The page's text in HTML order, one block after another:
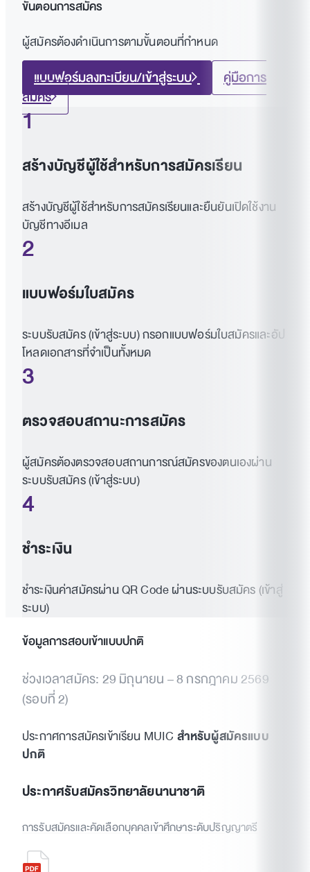
ขั้นตอนการสมัคร
ผู้สมัครต้องดำเนินการตามขั้นตอนที่กำหนด
แบบฟอร์มลงทะเบียน/เข้าสู่ระบบ
คู่มือการ
สมัคร
1
สร้างบัญชีผู้ใช้สำหรับการสมัครเรียน
สร้างบัญชีผู้ใช้สำหรับการสมัครเรียนและยืนยันเปิดใช้งาน
บัญชีทางอีเมล
2
แบบฟอร์มใบสมัคร
ระบบรับสมัคร (เข้าสู่ระบบ) กรอกแบบฟอร์มใบสมัครและอัป
โหลดเอกสารที่จำเป็นทั้งหมด
3
ตรวจสอบสถานะการสมัคร
ผู้สมัครต้องตรวจสอบสถานการณ์สมัครของตนเองผ่าน
ระบบรับสมัคร (เข้าสู่ระบบ)
4
ชำระเงิน
ชำระเงินค่าสมัครผ่าน QR Code ผ่านระบบรับสมัคร (เข้าสู่
ระบบ)
ข้อมูลการสอบเข้าแบบปกติ
ช่วงเวลาสมัคร: 29 มิถุนายน – 8 กรกฎาคม 2569
(รอบที่ 2)
ประกาศการสมัครเข้าเรียน MUIC สำหรับผู้สมัครแบบ
ปกติ
ประกาศรับสมัครวิทยาลัยนานาชาติ
การรับสมัครและคัดเลือกบุคคลเข้าศึกษาระดับปริญญาตรี